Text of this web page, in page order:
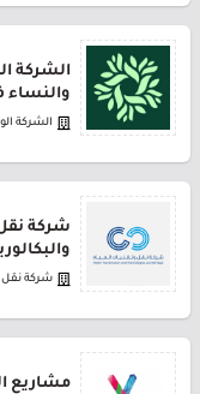
الشركة
والنساء
الشركة
شركة
شركة نقل
مشاريع